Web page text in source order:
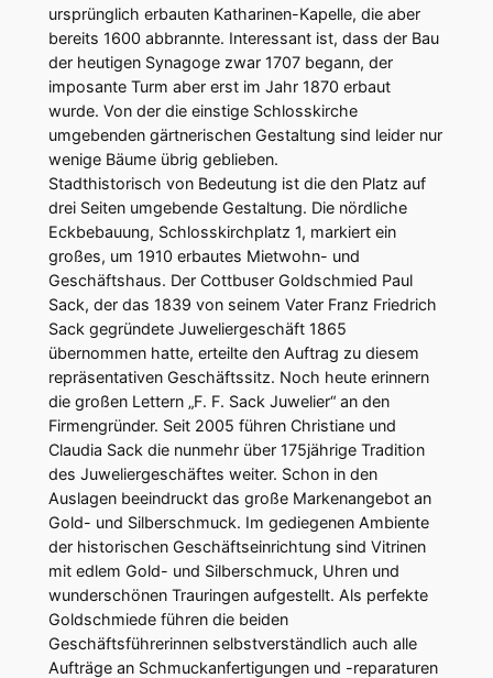
ursprünglich erbauten Katharinen-Kapelle, die aber
bereits 1600 abbrannte. Interessant ist, dass der Bau
der heutigen Synagoge zwar 1707 begann, der
imposante Turm aber erst im Jahr 1870 erbaut
wurde. Von der die einstige Schlosskirche
umgebenden gärtnerischen Gestaltung sind leider nur
wenige Bäume übrig geblieben.
Stadthistorisch von Bedeutung ist die den Platz auf
drei Seiten umgebende Gestaltung. Die nördliche
Eckbebauung, Schlosskirchplatz 1, markiert ein
großes, um 1910 erbautes Mietwohn- und
Geschäftshaus. Der Cottbuser Goldschmied Paul
Sack, der das 1839 von seinem Vater Franz Friedrich
Sack gegründete Juweliergeschäft 1865
übernommen hatte, erteilte den Auftrag zu diesem
repräsentativen Geschäftssitz. Noch heute erinnern
die großen Lettern „F. F. Sack Juwelier“ an den
Firmengründer. Seit 2005 führen Christiane und
Claudia Sack die nunmehr über 175jährige Tradition
des Juweliergeschäftes weiter. Schon in den
Auslagen beeindruckt das große Markenangebot an
Gold- und Silberschmuck. Im gediegenen Ambiente
der historischen Geschäftseinrichtung sind Vitrinen
mit edlem Gold- und Silberschmuck, Uhren und
wunderschönen Trauringen aufgestellt. Als perfekte
Goldschmiede führen die beiden
Geschäftsführerinnen selbstverständlich auch alle
Aufträge an Schmuckanfertigungen und -reparaturen